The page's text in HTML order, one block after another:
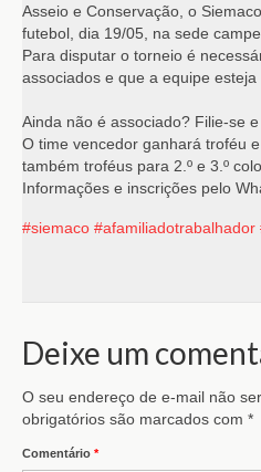
Asseio e Conservação, o
futebol, dia 19/05, na sede
Para disputar o torneio é
associados e que a equipe esteja
Ainda não é associado? Filie-se
O time vencedor ganhará troféu
também troféus para 2.º e 3.º
Informações e inscrições pelo
#siemaco #afamiliadotrabalhador
Deixe um
O seu endereço de e-mail não
obrigatórios são marcados com *
Comentário *